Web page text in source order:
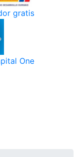
gratis
One